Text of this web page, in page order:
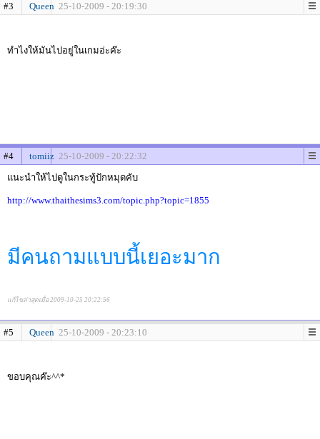
#3 Queen 25-10-2009 - 20:19:30
ทำไงให้มันไปอยู่ในเกมอ่ะค๊ะ
#4 tomiiz 25-10-2009 - 20:22:32
แนะนำให้ไปดูในกระทู้ปักหมุดคับ
http://www.thaithesims3.com/topic.php?topic=1855
มีคนถามแบบนี้เยอะมาก
แก้ไขล่าสุดเมื่อ 2009-10-25 20:22:56
#5 Queen 25-10-2009 - 20:23:10
ขอบคุณค๊ะ^^*